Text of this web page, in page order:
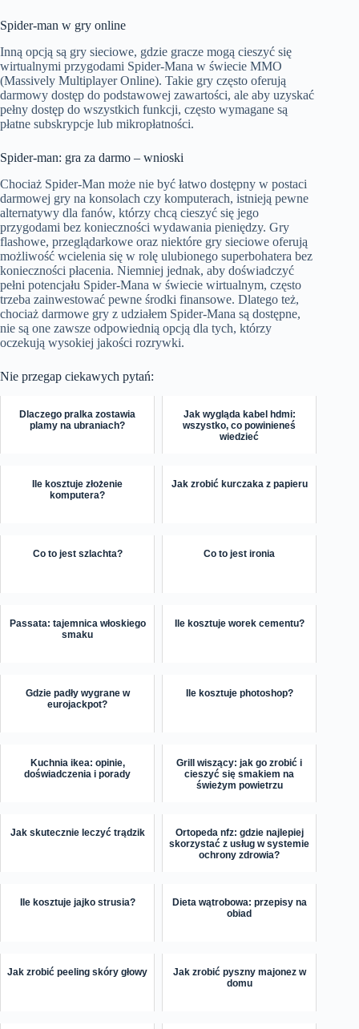
Spider-man w gry online
Inną opcją są gry sieciowe, gdzie gracze mogą cieszyć się
wirtualnymi przygodami Spider-Mana w świecie MMO
(Massively Multiplayer Online). Takie gry często oferują
darmowy dostęp do podstawowej zawartości, ale aby uzyskać
pełny dostęp do wszystkich funkcji, często wymagane są
płatne subskrypcje lub mikropłatności.
Spider-man: gra za darmo – wnioski
Chociaż Spider-Man może nie być łatwo dostępny w postaci
darmowej gry na konsolach czy komputerach, istnieją pewne
alternatywy dla fanów, którzy chcą cieszyć się jego
przygodami bez konieczności wydawania pieniędzy. Gry
flashowe, przeglądarkowe oraz niektóre gry sieciowe oferują
możliwość wcielenia się w rolę ulubionego superbohatera bez
konieczności płacenia. Niemniej jednak, aby doświadczyć
pełni potencjału Spider-Mana w świecie wirtualnym, często
trzeba zainwestować pewne środki finansowe. Dlatego też,
chociaż darmowe gry z udziałem Spider-Mana są dostępne,
nie są one zawsze odpowiednią opcją dla tych, którzy
oczekują wysokiej jakości rozrywki.
Nie przegap ciekawych pytań:
Dlaczego pralka zostawia
plamy na ubraniach?
Jak wygląda kabel hdmi:
wszystko, co powinieneś
wiedzieć
Ile kosztuje złożenie
komputera?
Jak zrobić kurczaka z papieru
Co to jest szlachta? Co to jest ironia
Passata: tajemnica włoskiego
smaku
Ile kosztuje worek cementu?
Gdzie padły wygrane w
eurojackpot?
Ile kosztuje photoshop?
Kuchnia ikea: opinie,
doświadczenia i porady
Grill wiszący: jak go zrobić i
cieszyć się smakiem na
świeżym powietrzu
Jak skutecznie leczyć trądzik
Ortopeda nfz: gdzie najlepiej
skorzystać z usług w systemie
ochrony zdrowia?
Ile kosztuje jajko strusia?
Dieta wątrobowa: przepisy na
obiad
Jak zrobić peeling skóry głowy
Jak zrobić pyszny majonez w
domu